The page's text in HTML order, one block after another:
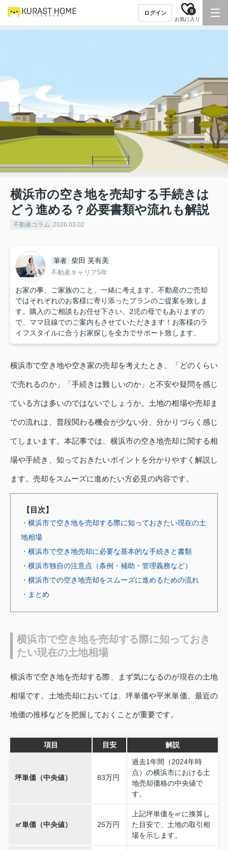
ログイン
お気に入り
0
横浜市の空き地を売却する手続きは
どう進める？必要書類や流れも解説
不動産コラム 2026.03.02
筆者 柴田 芙有美
不動産キャリア5年
お家の事、ご家族のこと、一緒に考えます。不動産のご売却
ではそれぞれのお客様に寄り添ったプランのご提案を致しま
す。購入のご相談もお任せ下さい。2児の母でもありますの
で、ママ目線でのご案内もさせていただきます！お客様のラ
イフスタイルに合うお家探しを全力でサポート致します。
横浜市で空き地や空き家の売却を考えたとき、「どのくらい
で売れるのか」「手続きは難しいのか」と不安や疑問を感じ
ている方は多いのではないでしょうか。土地の相場や売却ま
での流れは、普段関わる機会が少ない分、分かりづらく感じ
てしまいます。本記事では、横浜市の空き地売却に関する相
場や手続き、知っておきたいポイントを分かりやすく解説し
ます。売却をスムーズに進めたい方必見の内容です。
【目次】
・横浜市で空き地を売却する際に知っておきたい現在の土
地相場
・横浜市で空き地売却に必要な基本的な手続きと書類
・横浜市独自の注意点（条例・補助・管理義務など）
・横浜市での空き地売却をスムーズに進めるための流れ
・まとめ
横浜市で空き地を売却する際に知っておき
たい現在の土地相場
横浜市で空き地を売却する際、まず気になるのが現在の土地
相場です。土地売却においては、坪単価や平米単価、最近の
地価の推移などを把握しておくことが重要です。
項目 目安 解説
坪単価（中央値） 83万円
過去1年間（2024年時
点）の横浜市における土
地売却価格の中央値で
す。
㎡単価（中央値） 25万円
上記坪単価を㎡に換算し
た目安で、土地の取引相
場を示します。